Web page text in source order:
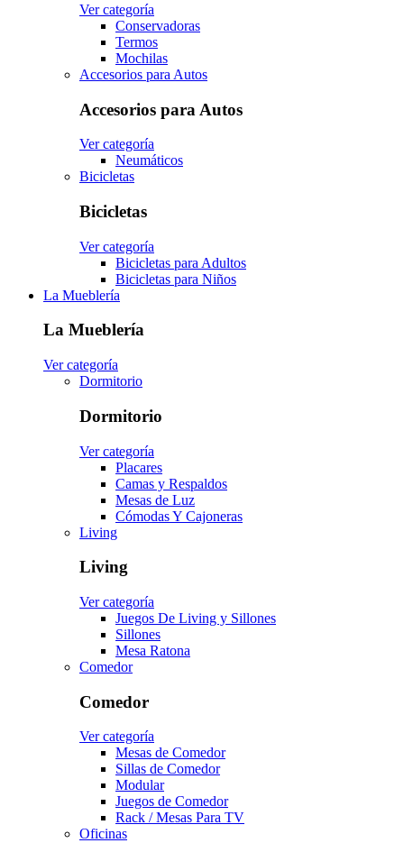
Ver categoría
Conservadoras
Termos
Mochilas
Accesorios para Autos
Accesorios para Autos
Ver categoría
Neumáticos
Bicicletas
Bicicletas
Ver categoría
Bicicletas para Adultos
Bicicletas para Niños
La Mueblería
La Mueblería
Ver categoría
Dormitorio
Dormitorio
Ver categoría
Placares
Camas y Respaldos
Mesas de Luz
Cómodas Y Cajoneras
Living
Living
Ver categoría
Juegos De Living y Sillones
Sillones
Mesa Ratona
Comedor
Comedor
Ver categoría
Mesas de Comedor
Sillas de Comedor
Modular
Juegos de Comedor
Rack / Mesas Para TV
Oficinas